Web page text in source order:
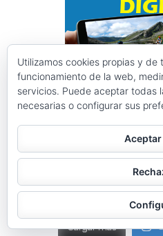
Roberto Menéndez
Cargar más
Utilizamos cookies propias y de
funcionamiento de la web,
servicios. Puede aceptar todas
necesarias o configurar sus